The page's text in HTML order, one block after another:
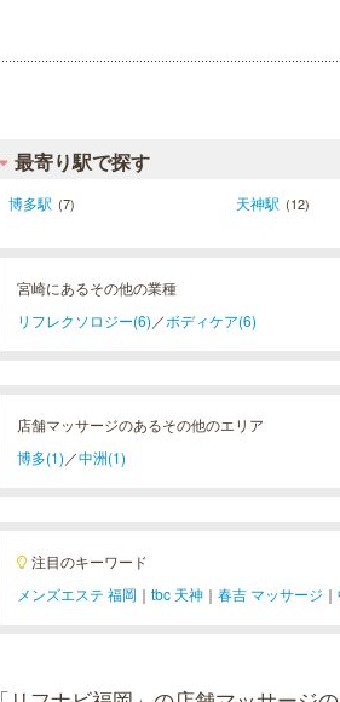
最寄り駅で探す
博多駅 (7) 天神駅 (12)
宮崎にあるその他の業種
リフレクソロジー(6) ／ボディケア(6)
店舗マッサージのあるその他のエリア
博多(1) ／中洲(1)
注目のキーワード
メンズエステ 福岡 ｜ tbc 天神 ｜ 春吉 マッサージ ｜